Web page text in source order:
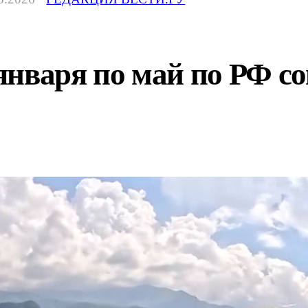
по май по РФ